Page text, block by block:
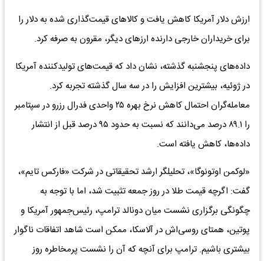
ارزش دلار آمریکا کاهش یافت و کالاهای قیمت‌گذاری شده به دلار را
برای خریداران خارجی دارنده ارزهای دیگر، مقرون به صرفه کرد.
داده‌های پنجشنبه گذشته، نشان داد که قیمت‌های تولیدکننده آمریکا
در ژوئیه، بیشترین افزایش را در سه سال گذشته تجربه کرد.
معامله‌گران احتمال کاهش نرخ بهره ۲۵ واحدی فدرال رزرو در سپتامبر
را ۸۹.۱ درصد می‌دانند که نسبت به حدود ۹۵ درصد قبل از انتشار
داده‌ها، کاهش یافته است.
«لوکمن اوتونوگا»، تحلیلگر ارشد تحقیقاتی در شرکت «فارکس تایم»،
گفت: اگرچه قیمت طلا در روز جمعه تثبیت شد، اما با توجه به
چگونگی برگزاری نشست میان دونالد ترامپ، رئیس‌جمهور آمریکا و
پوتین، همتای روسی‌اش در آلاسکا، ممکن است شاهد اتفاقات ناگوار
بیشتری باشیم. ترامپ برای آنچه که آن را نشست پرمخاطره روز